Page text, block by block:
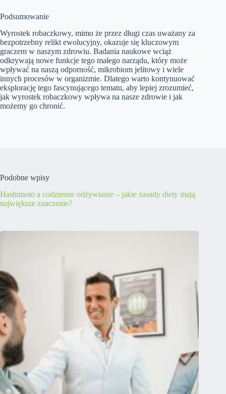
Podsumowanie
Wyrostek robaczkowy, mimo że przez długi czas uważany za
bezpotrzebny relikt ewolucyjny, okazuje się kluczowym
graczem w naszym zdrowiu. Badania naukowe wciąż
odkrywają nowe funkcje tego małego narządu, który może
wpływać na naszą odporność, mikrobiom jelitowy i wiele
innych procesów w organizmie. Dlatego warto kontynuować
eksplorację tego fascynującego tematu, aby lepiej zrozumieć,
jak wyrostek robaczkowy wpływa na nasze zdrowie i jak
możemy go chronić.
Podobne wpisy
Hashimoto a codzienne odżywianie – jakie zasady diety mają
największe znaczenie?